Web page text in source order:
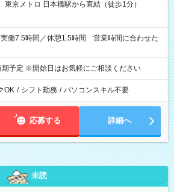
京メトロ 日本橋駅から直結（徒歩1分）
予定 ※開始日はお気軽にご相談ください
OK / シフト勤務 / パソコンスキル不要
応募する 詳細へ
未読